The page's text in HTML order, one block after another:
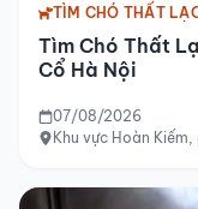
TÌM CHÓ THẤT
Tìm Chó Thất
Cổ Hà Nội
07/08/2026
Khu vực Hoàn